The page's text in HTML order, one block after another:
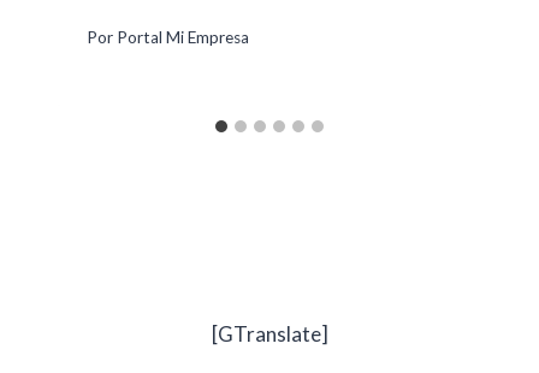
Por Portal Mi Empresa
[GTranslate]